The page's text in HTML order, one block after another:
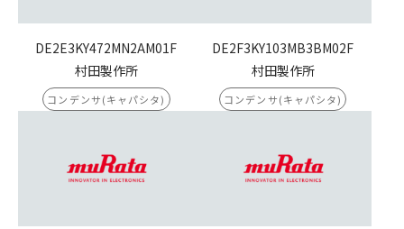
DE2E3KY472MN2AM01F
村田製作所
コンデンサ(キャパシタ)
DE2F3KY103MB3BM02F
村田製作所
コンデンサ(キャパシタ)